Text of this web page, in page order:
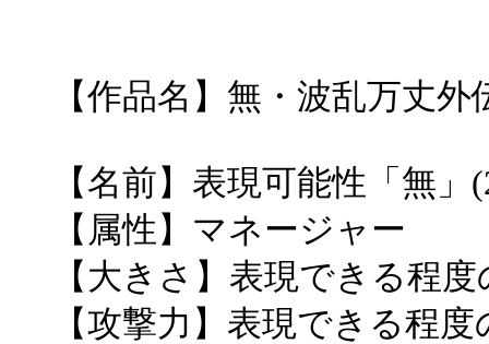
【作品名】無・波乱万丈
【名前】表現可能性「無」
【属性】マネージャー
【大きさ】表現できる程
【攻撃力】表現できる程